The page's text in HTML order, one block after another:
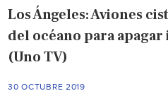
Los Ángeles: Aviones
del océano para
(Uno TV)
30 OCTUBRE 2019